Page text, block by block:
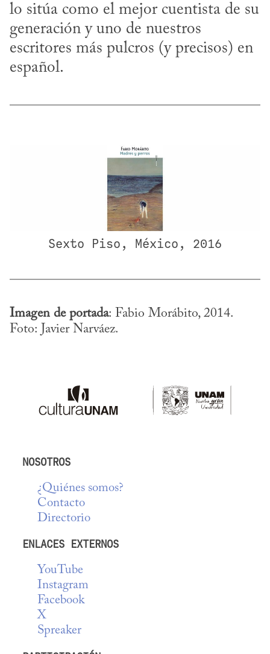
lo sitúa como el mejor cuentista de su
generación y uno de nuestros
escritores más pulcros (y precisos) en
español.
Sexto Piso, México, 2016
Imagen de portada: Fabio Morábito, 2014.
Foto: Javier Narváez.
NOSOTROS
¿Quiénes somos?
Contacto
Directorio
ENLACES EXTERNOS
YouTube
Instagram
Facebook
X
Spreaker